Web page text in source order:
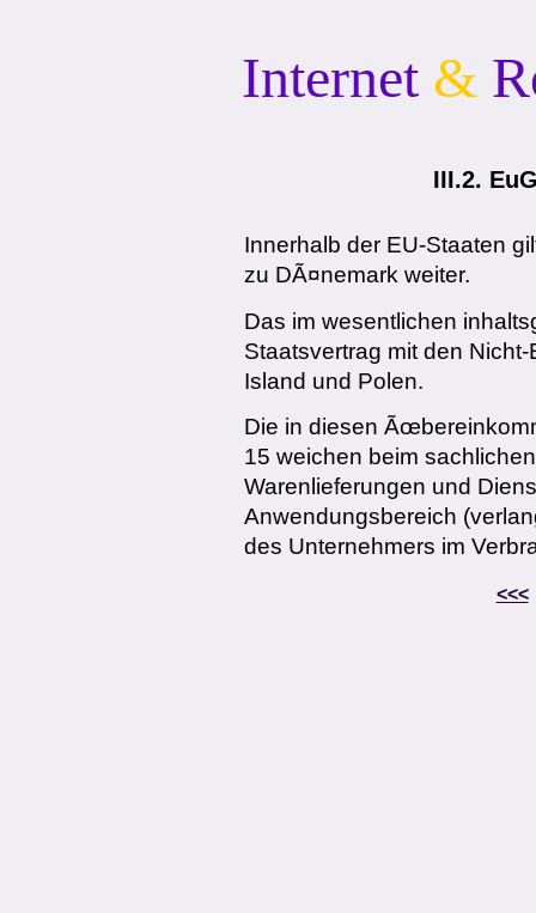
Internet &
III.2.
Innerhalb der EU-Staaten
zu DÃ¤nemark weiter.
Das im wesentlichen
Staatsvertrag mit den
Island und Polen.
Die in diesen
15 weichen beim
Warenlieferungen und
Anwendungsbereich
des Unternehmers im
<<<